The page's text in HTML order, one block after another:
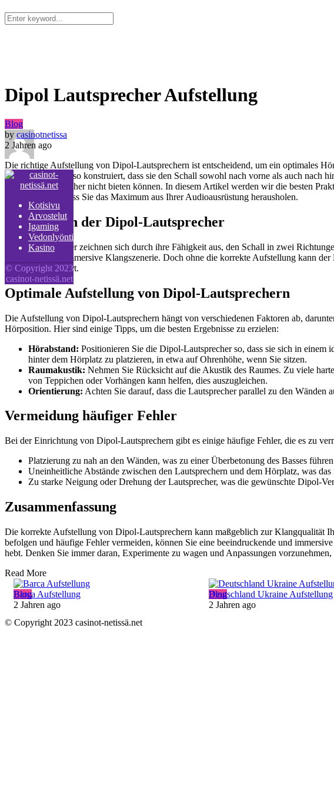
Dipol Lautsprecher Aufstellung
Blog
by casinotnetissa
2 Jahren ago
Die richtige Aufstellung von Dipol-Lautsprechern ist entscheidend, um ein optimales
Lautsprecher sind so konstruiert, dass sie den Schall sowohl nach vorne als auch nach
normale Lautsprecher nicht bieten können. In diesem Artikel werden wir die besten
sicherzustellen, dass Sie das Maximum aus Ihrer Audioausrüstung herausholen.
Grundlagen der Dipol-Lautsprecher
Dipol-Lautsprecher zeichnen sich durch ihre Fähigkeit aus, den Schall in zwei
eine offene und immersive Klangszenerie. Doch ohne die korrekte Aufstellung kann
Klangerlebnis führt.
Optimale Aufstellung von Dipol-Lautsprechern
Die Aufstellung von Dipol-Lautsprechern hängt von verschiedenen Faktoren ab,
Hörposition. Hier sind einige Tipps, um die besten Ergebnisse zu erzielen:
Hörabstand: Positionieren Sie die Dipol-Lautsprecher so, dass sie sich in
hinter dem Hörplatz zu platzieren, in etwa auf Ohrenhöhe, wenn Sie sitzen.
Raumakustik: Nehmen Sie Rücksicht auf die Akustik des Raumes. Zu viele
von Teppichen oder Vorhängen kann helfen, dies auszugleichen.
Orientierung: Achten Sie darauf, dass die Lautsprecher parallel zu den
Vermeidung häufiger Fehler
Bei der Einrichtung von Dipol-Lautsprechern gibt es einige häufige Fehler, die es zu
Platzierung zu nah an den Wänden, was zu einer Überbetonung des Basses
Uneinheitliche Abstände zwischen den Lautsprechern und dem Hörplatz, was
Zu starke Neigung oder Drehung der Lautsprecher, was die gewünschte Dipol-
Zusammenfassung
Die korrekte Aufstellung von Dipol-Lautsprechern kann maßgeblich zur Klangqualität
befolgen und häufige Fehler vermeiden, können Sie eine beeindruckende und
hebt. Denken Sie immer daran, Experimente zu wagen und Anpassungen
Read More
Blog
Barca Aufstellung
2 Jahren ago
Blog
Deutschland Ukraine Aufstellung
2 Jahren ago
© Copyright 2023 casinot-netissä.net
Kotisivu
Arvostelut
Igaming
Vedonlyönti
Kasino
© Copyright 2023
casinot-netissä.net